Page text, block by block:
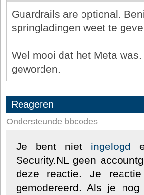
Guardrails are optional.
springladingen weet te
Wel mooi dat het Meta
geworden.
Reageren
Ondersteunde bbcodes
Je bent niet ingelogd
Security.NL geen
deze reactie. Je
gemodereerd. Als je